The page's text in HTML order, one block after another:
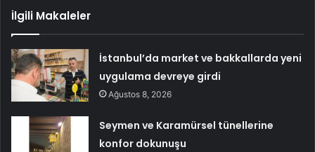
İlgili Makaleler
İstanbul’da market ve bakkallarda yeni
uygulama devreye girdi
Ağustos 8, 2026
Seymen ve Karamürsel tünellerine
konfor dokunuşu